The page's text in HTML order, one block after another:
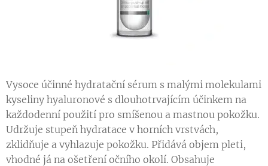
Vysoce účinné hydratační sérum s malými molekulami
kyseliny hyaluronové s dlouhotrvajícím účinkem na
každodenní použití pro smíšenou a mastnou pokožku.
Udržuje stupeň hydratace v horních vrstvách,
zklidňuje a vyhlazuje pokožku. Přidává objem pleti,
vhodné já na ošetření očního okolí. Obsahuje